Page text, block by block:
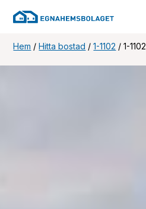
Hem /Hitta bostad /1-1102 /1-1102